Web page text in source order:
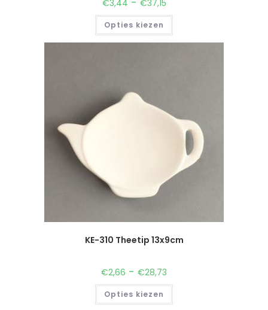
€3,44 €37,15
Opties kiezen
KE-310 Theetip 13x9cm
€2,66 - €28,73
Opties kiezen